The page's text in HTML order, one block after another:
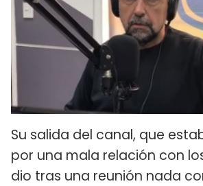
Su salida del canal, que
por una mala relación con
dio tras una reunión nada